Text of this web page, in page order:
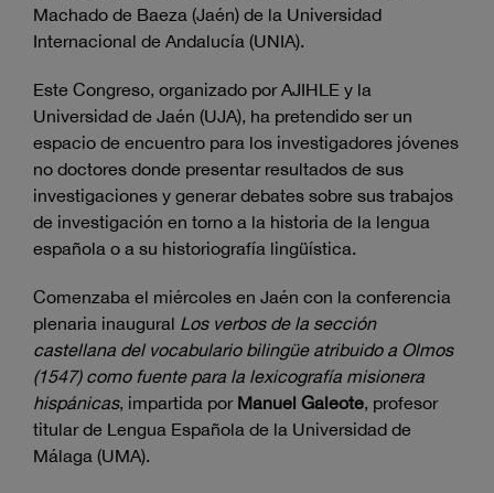
Machado de Baeza (Jaén) de la Universidad
Internacional de Andalucía (UNIA).
Este Congreso, organizado por AJIHLE y la
Universidad de Jaén (UJA), ha pretendido ser un
espacio de encuentro para los investigadores jóvenes
no doctores donde presentar resultados de sus
investigaciones y generar debates sobre sus trabajos
de investigación en torno a la historia de la lengua
española o a su historiografía lingüística.
Comenzaba el miércoles en Jaén con la conferencia
plenaria inaugural Los verbos de la sección
castellana del vocabulario bilingüe atribuido a Olmos
(1547) como fuente para la lexicografía misionera
hispánicas, impartida por Manuel Galeote, profesor
titular de Lengua Española de la Universidad de
Málaga (UMA).